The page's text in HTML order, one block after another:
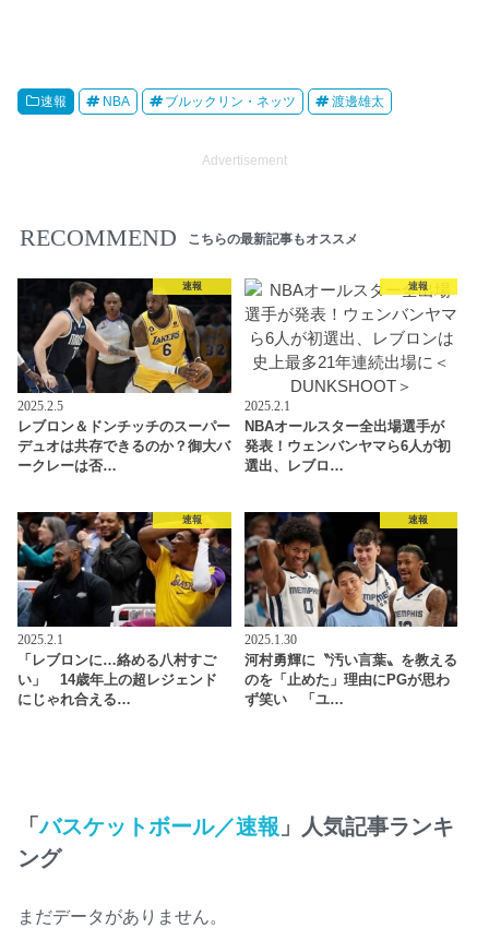
速報 NBA ブルックリン・ネッツ 渡邊雄太
Advertisement
RECOMMEND こちらの最新記事もオススメ
速報
2025.2.5
レブロン＆ドンチッチのスーパー
デュオは共存できるのか？御大バ
ークレーは否…
速報
2025.2.1
NBAオールスター全出場選手が
発表！ウェンバンヤマら6人が初
選出、レブロ…
速報
2025.2.1
「レブロンに…絡める八村すご
い」 14歳年上の超レジェンド
にじゃれ合える…
速報
2025.1.30
河村勇輝に〝汚い言葉〟を教える
のを「止めた」理由にPGが思わ
ず笑い 「ユ…
「バスケットボール／速報 」人気記事ランキ
ング
まだデータがありません。